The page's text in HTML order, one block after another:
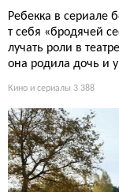
Ребекка в сериале
т себя «бродячей
лучать роли в
она родила дочь и
Кино и сериалы 3 388